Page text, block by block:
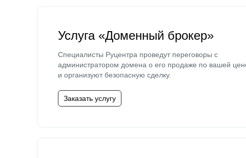
Услуга «Доменный брокер»
Специалисты Руцентра проведут переговоры с
администратором домена о его продаже по вашей
и организуют безопасную сделку.
Заказать услугу